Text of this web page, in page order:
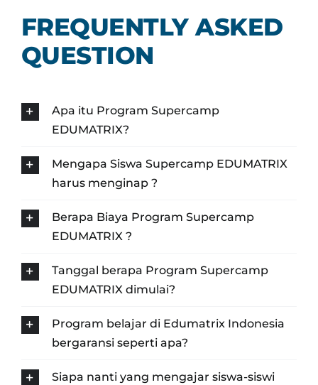
FREQUENTLY ASKED
QUESTION
Apa itu Program Supercamp
EDUMATRIX?
Mengapa Siswa Supercamp EDUMATRIX
harus menginap ?
Berapa Biaya Program Supercamp
EDUMATRIX ?
Tanggal berapa Program Supercamp
EDUMATRIX dimulai?
Program belajar di Edumatrix Indonesia
bergaransi seperti apa?
Siapa nanti yang mengajar siswa-siswi